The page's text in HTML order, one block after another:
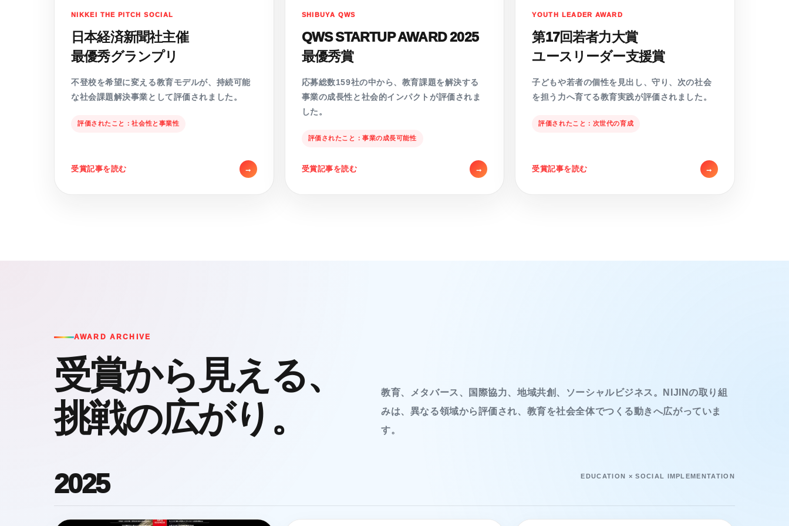
NIKKEI THE PITCH SOCIAL
日本経済新聞社主催
最優秀グランプリ
不登校を希望に変える教育モデルが、持続可能
な社会課題解決事業として評価されました。
評価されたこと：社会性と事業性
受賞記事を読む →
SHIBUYA QWS
QWS STARTUP AWARD 2025
最優秀賞
応募総数159社の中から、教育課題を解決する
事業の成長性と社会的インパクトが評価されま
した。
評価されたこと：事業の成長可能性
受賞記事を読む →
YOUTH LEADER AWARD
第17回若者力大賞
ユースリーダー支援賞
子どもや若者の個性を見出し、守り、次の社会
を担う力へ育てる教育実践が評価されました。
評価されたこと：次世代の育成
受賞記事を読む →
AWARD ARCHIVE
受賞から見える、
挑戦の広がり。
教育、メタバース、国際協力、地域共創、ソーシャルビジネス。NIJINの取り組
みは、異なる領域から評価され、教育を社会全体でつくる動きへ広がっていま
す。
2025 EDUCATION × SOCIAL IMPLEMENTATION